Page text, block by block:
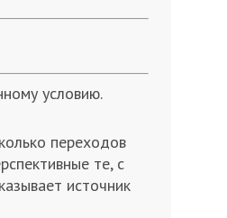
условию.
переходов
те, с
источник